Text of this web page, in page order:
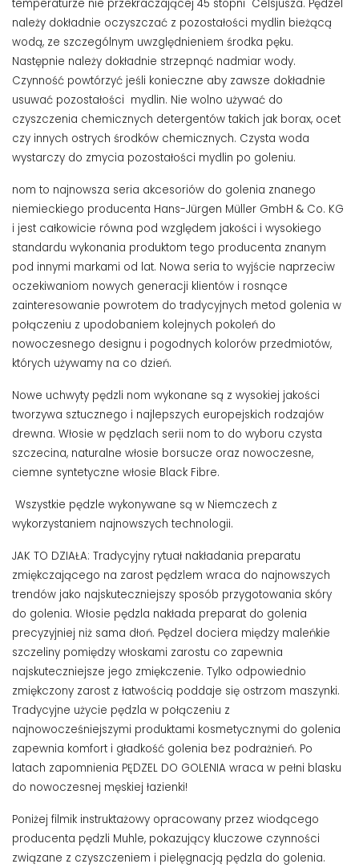
temperaturze nie przekraczającej 45 stopni Celsjusza. Pędzel
należy dokładnie oczyszczać z pozostałości mydlin bieżącą
wodą, ze szczególnym uwzględnieniem środka pęku.
Następnie należy dokładnie strzepnąć nadmiar wody.
Czynność powtórzyć jeśli konieczne aby zawsze dokładnie
usuwać pozostałości mydlin. Nie wolno używać do
czyszczenia chemicznych detergentów takich jak borax, ocet
czy innych ostrych środków chemicznych. Czysta woda
wystarczy do zmycia pozostałości mydlin po goleniu.
nom to najnowsza seria akcesoriów do golenia znanego
niemieckiego producenta Hans-Jürgen Müller GmbH & Co. KG
i jest całkowicie równa pod względem jakości i wysokiego
standardu wykonania produktom tego producenta znanym
pod innymi markami od lat. Nowa seria to wyjście naprzeciw
oczekiwaniom nowych generacji klientów i rosnące
zainteresowanie powrotem do tradycyjnych metod golenia w
połączeniu z upodobaniem kolejnych pokoleń do
nowoczesnego designu i pogodnych kolorów przedmiotów,
których używamy na co dzień.
Nowe uchwyty pędzli nom wykonane są z wysokiej jakości
tworzywa sztucznego i najlepszych europejskich rodzajów
drewna. Włosie w pędzlach serii nom to do wyboru czysta
szczecina, naturalne włosie borsucze oraz nowoczesne,
ciemne syntetyczne włosie Black Fibre.
Wszystkie pędzle wykonywane są w Niemczech z
wykorzystaniem najnowszych technologii.
JAK TO DZIAŁA: Tradycyjny rytuał nakładania preparatu
zmiękczającego na zarost pędzlem wraca do najnowszych
trendów jako najskuteczniejszy sposób przygotowania skóry
do golenia. Włosie pędzla nakłada preparat do golenia
precyzyjniej niż sama dłoń. Pędzel dociera między maleńkie
szczeliny pomiędzy włoskami zarostu co zapewnia
najskuteczniejsze jego zmiękczenie. Tylko odpowiednio
zmiękczony zarost z łatwością poddaje się ostrzom maszynki.
Tradycyjne użycie pędzla w połączeniu z
najnowocześniejszymi produktami kosmetycznymi do golenia
zapewnia komfort i gładkość golenia bez podrażnień. Po
latach zapomnienia PĘDZEL DO GOLENIA wraca w pełni blasku
do nowoczesnej męskiej łazienki!
Poniżej filmik instruktażowy opracowany przez wiodącego
producenta pędzli Muhle, pokazujący kluczowe czynności
związane z czyszczeniem i pielęgnacją pędzla do golenia.